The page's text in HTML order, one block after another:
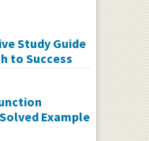
Study Guide
to Success
Example